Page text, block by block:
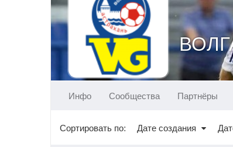
Инфо Сообщества Партнёры
Сортировать по: Дате создания